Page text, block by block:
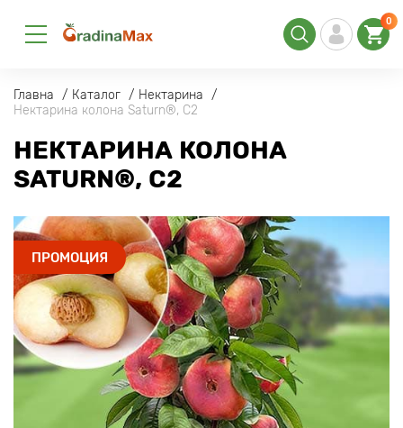
0
Главна Каталог
Нектарина
Нектарина колона Saturn®, C2
НЕКТАРИНА КОЛОНА
SATURN®, C2
ПРОМОЦИЯ